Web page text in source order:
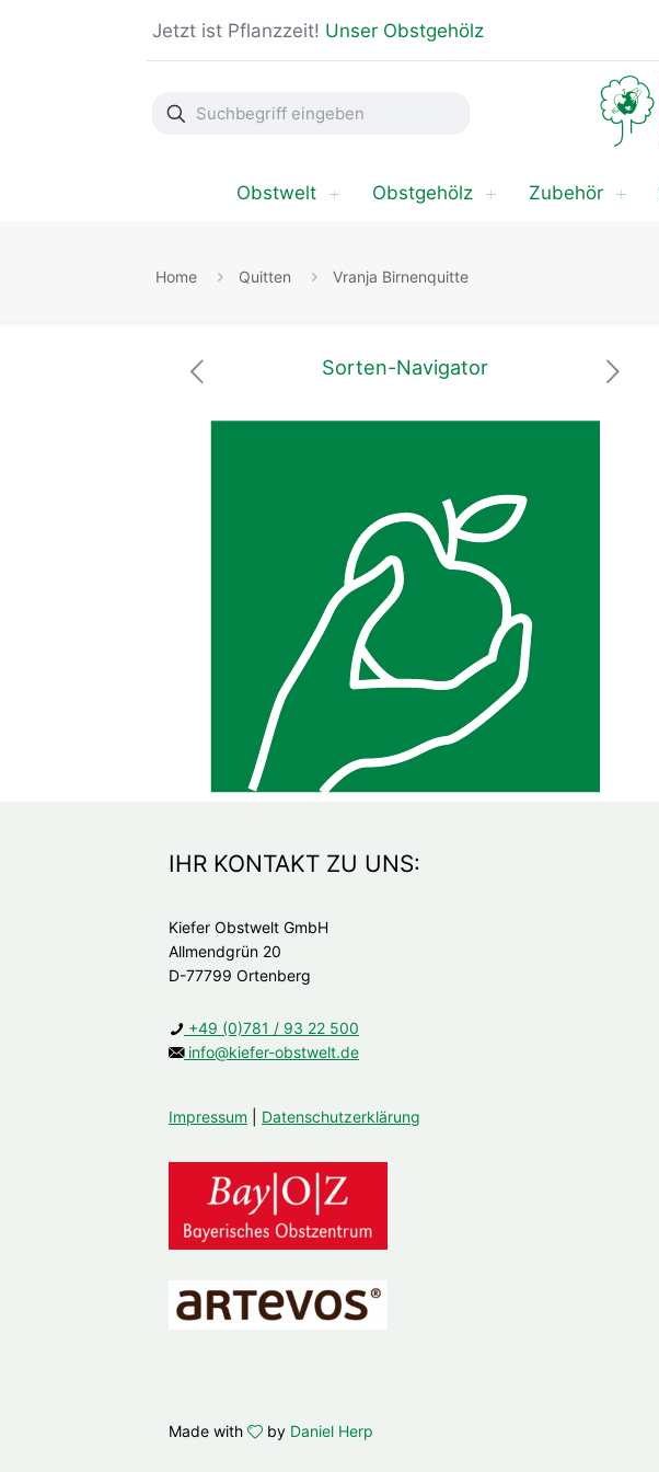
Jetzt ist Pflanzzeit! Unser Obstgehölz
Suchbegriff
eingeben
Obstwelt Obstgehölz Zubehör
Home Quitten Vranja Birnenquitte
Sorten-Navigator
IHR KONTAKT ZU UNS:
Kiefer Obstwelt GmbH
Allmendgrün 20
D-77799 Ortenberg
+49 (0)781 / 93 22 500
info@kiefer-obstwelt.de
Impressum Datenschutzerklärung
Made with by Daniel Herp